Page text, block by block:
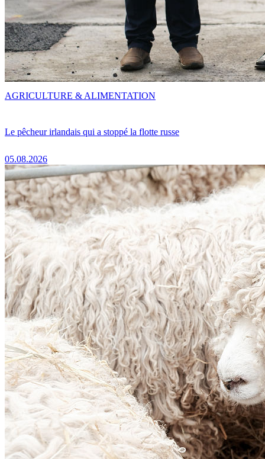
Le pêcheur irlandais qui a stoppé la flotte russe
05.08.2026
AGRICULTURE & ALIMENTATION